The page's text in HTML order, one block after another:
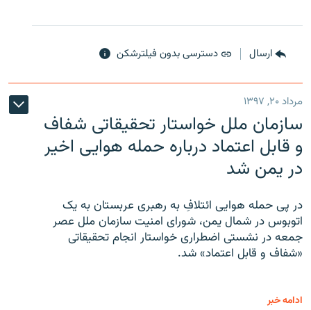
ارسال دسترسی بدون فیلترشکن
مرداد ۲۰, ۱۳۹۷
سازمان ملل خواستار تحقیقاتی شفاف
و قابل اعتماد درباره حمله هوایی اخیر
در یمن شد
در پی حمله هوایی ائتلافِ به رهبری عربستان به یک
اتوبوس در شمال یمن، شورای امنیت سازمان ملل عصر
جمعه در نشستی اضطراری خواستار انجام تحقیقاتی
«شفاف و قابل اعتماد» شد.
ادامه خبر